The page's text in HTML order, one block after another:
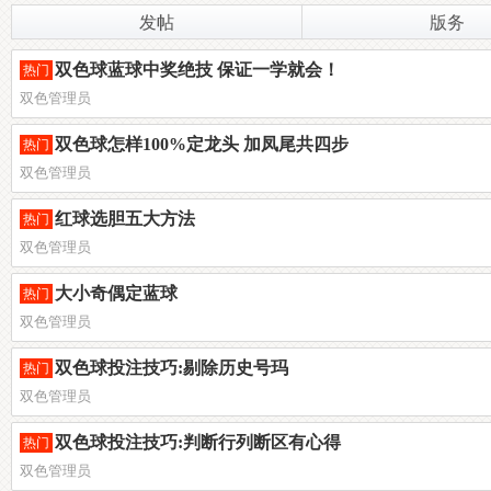
发帖 版务
热门 双色球蓝球中奖绝技 保证一学就会！
双色管理员
热门 双色球怎样100%定龙头 加凤尾共四步
双色管理员
热门 红球选胆五大方法
双色管理员
热门 大小奇偶定蓝球
双色管理员
热门 双色球投注技巧:剔除历史号玛
双色管理员
热门 双色球投注技巧:判断行列断区有心得
双色管理员